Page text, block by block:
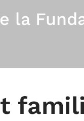
la